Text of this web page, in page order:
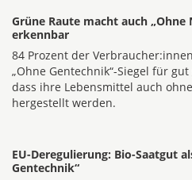
Grüne Raute macht auch „Ohne
erkennbar
84 Prozent der
„Ohne Gentechnik“-Siegel für
dass ihre Lebensmittel auch
hergestellt werden.
EU-Deregulierung: Bio-Saatgut
Gentechnik“